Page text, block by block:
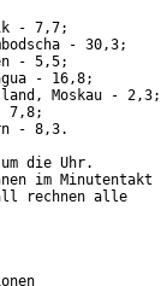
- 7,7;
- 30,3;
- 5,5;
- 16,8;
Moskau - 2,3;
7,8;
- 8,3.
die Uhr.
im Minutentakt
rechnen alle